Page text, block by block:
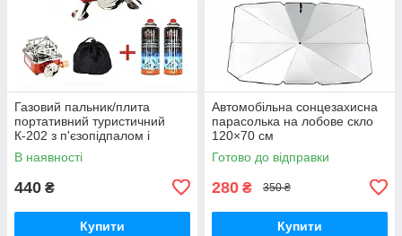
Газовий пальник/плита
портативний туристичний
К-202 з п'єзопідпалом і
чохлом + 2 газові балони 220
г.
В наявності
440 ₴
Купити
Автомобільна сонцезахисна
парасолька на лобове скло
120×70 см
Готово до відправки
280 ₴ 350 ₴
Купити